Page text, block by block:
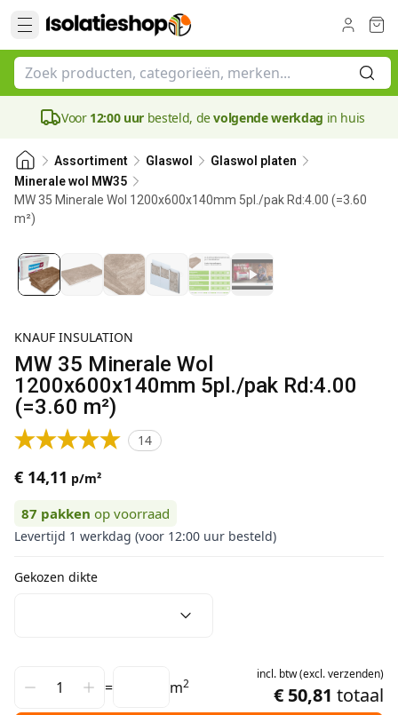
Voor 12:00 uur besteld, devolgende werkdag in huis
Assortiment Glaswol
Glaswol platen
Minerale wol MW35
MW 35 Minerale Wol 1200x600x140mm 5pl./pak Rd:4.00 (=3.60
m²)
KNAUF INSULATION
MW 35 Minerale Wol
1200x600x140mm 5pl./pak Rd:4.00
(=3.60 m²)
14
€ 14,11 p/m²
87 pakken op voorraad
Levertijd 1 werkdag (voor 12:00 uur besteld)
Gekozen dikte
= m2
incl. btw(excl.verzenden)
€ 50,81 totaal